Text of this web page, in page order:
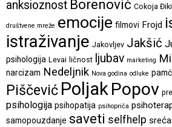
anksioznost Borenović Cokoja
društvene mreže emocije filmovi Frojd
istraživanje Jakovljev Jakšić
psihologija Levai ličnost ljubav marketing
narcizam Nedeljnik Nova godina odluke
Piščević Poljak Popov
psihologija psihopatija psihopriča
samopouzdanje saveti selfhelp sreća